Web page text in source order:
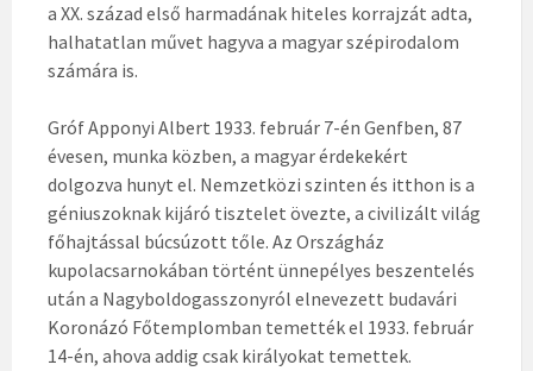
a XX. század első harmadának hiteles korrajzát adta,
halhatatlan művet hagyva a magyar szépirodalom
számára is.
Gróf Apponyi Albert 1933. február 7-én Genfben, 87
évesen, munka közben, a magyar érdekekért
dolgozva hunyt el. Nemzetközi szinten és itthon is a
géniuszoknak kijáró tisztelet övezte, a civilizált világ
főhajtással búcsúzott tőle. Az Országház
kupolacsarnokában történt ünnepélyes beszentelés
után a Nagyboldogasszonyról elnevezett budavári
Koronázó Főtemplomban temették el 1933. február
14-én, ahova addig csak királyokat temettek.